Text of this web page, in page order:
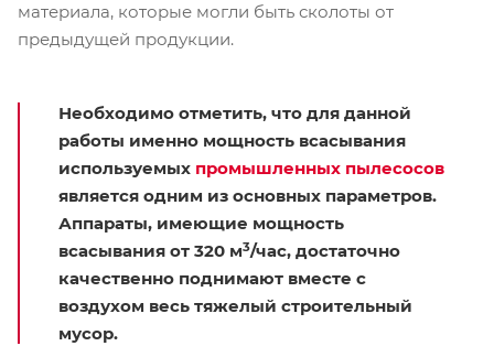
материала, которые могли быть сколоты от
предыдущей продукции.
Необходимо отметить, что для данной
работы именно мощность всасывания
используемых промышленных пылесосов
является одним из основных параметров.
Аппараты, имеющие мощность
всасывания от 320 м3/час, достаточно
качественно поднимают вместе с
воздухом весь тяжелый строительный
мусор.